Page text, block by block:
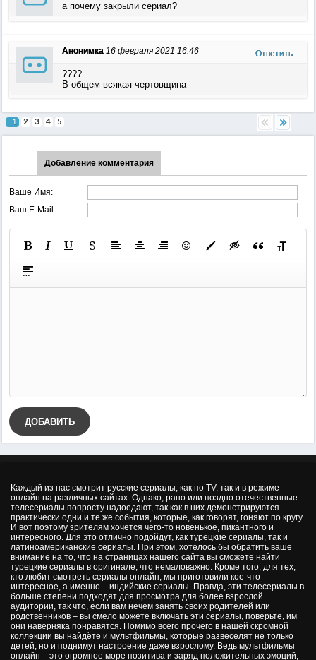
а почему закрыли сериал?
Анонимка 16 февраля 2021 16:46 Ответить
????
В общем всякая чертовщина
1 2 3 4 5
Добавление комментария
Ваше Имя:
Ваш E-Mail:
ДОБАВИТЬ
Каждый из нас смотрит русские сериалы, как по TV, так и в режиме
онлайн на различных сайтах. Однако, рано или поздно отечественные
телесериалы попросту надоедают, так как в них демонстрируются
практически одни и те же события, которые, как говорят, гоняют по кругу.
И вот поэтому зрителям хочется чего-то новенькое, пикантного и
интересного. Для это отлично подойдут, как турецкие сериалы, так и
латиноамериканские сериалы. При этом, хотелось бы обратить ваше
внимание на то, что на страницах нашего сайта вы сможете найти
турецкие сериалы в оригинале, что немаловажно. Кроме того, для тех,
кто любит смотреть сериалы онлайн, мы приготовили кое-что
интересное, а именно – индийские сериалы. Правда, эти телесериалы в
больше степени подходят для просмотра для более взрослой
аудитории, так что, если вам нечем занять своих родителей или
родственников – вы смело можете включать эти сериалы, поверьте, им
они наверняка понравятся. Помимо всего прочего в нашей скромной
коллекции вы найдёте и мультфильмы, которые развеселят не только
детей, но и поднимут настроение даже взрослому. Ведь мультфильмы
онлайн – это огромное море позитива и заряд положительных эмоций,